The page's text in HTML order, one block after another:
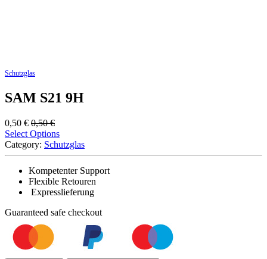
Schutzglas
SAM S21 9H
0,50 € 0,50€
Select Options
Category: Schutzglas
Kompetenter Support
Flexible Retouren
Expresslieferung
Guaranteed safe checkout